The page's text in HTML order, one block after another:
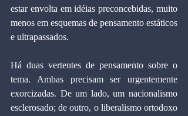
estar envolta em idéias preconcebidas, muito
menos em esquemas de pensamento estáticos
e ultrapassados.
Há duas vertentes de pensamento sobre o
tema. Ambas precisam ser urgentemente
exorcizadas. De um lado, um nacionalismo
esclerosado; de outro, o liberalismo ortodoxo